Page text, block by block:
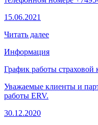
15.06.2021
Читать далее
Информация
График работы
Уважаемые клиенты и
работы ERV.
30.12.2020